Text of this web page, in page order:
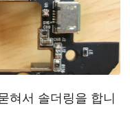
혀서 솔더링을 합니